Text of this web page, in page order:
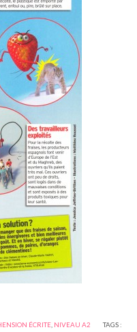
ÉCRITE, NIVEAU A2
TAGS :